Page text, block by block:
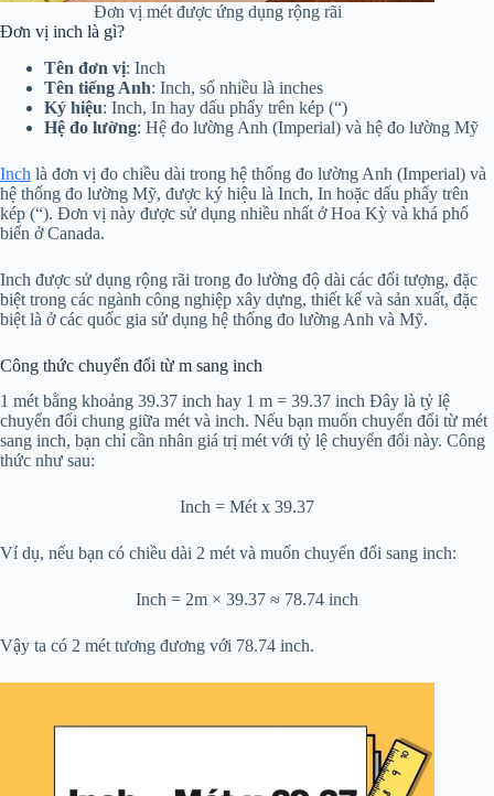
Đơn vị mét được ứng dụng rộng rãi
Đơn vị inch là gì?
Tên đơn vị: Inch
Tên tiếng Anh: Inch, số nhiều là inches
Ký hiệu: Inch, In hay dấu phẩy trên kép (“)
Hệ đo lường: Hệ đo lường Anh (Imperial) và hệ đo lường Mỹ
Inch là đơn vị đo chiều dài trong hệ thống đo lường Anh (Imperial) và
hệ thống đo lường Mỹ, được ký hiệu là Inch, In hoặc dấu phẩy trên
kép (“). Đơn vị này được sử dụng nhiều nhất ở Hoa Kỳ và khá phổ
biến ở Canada.
Inch được sử dụng rộng rãi trong đo lường độ dài các đối tượng, đặc
biệt trong các ngành công nghiệp xây dựng, thiết kế và sản xuất, đặc
biệt là ở các quốc gia sử dụng hệ thống đo lường Anh và Mỹ.
Công thức chuyển đổi từ m sang inch
1 mét bằng khoảng 39.37 inch hay 1 m = 39.37 inch Đây là tỷ lệ
chuyển đổi chung giữa mét và inch. Nếu bạn muốn chuyển đổi từ mét
sang inch, bạn chỉ cần nhân giá trị mét với tỷ lệ chuyển đổi này. Công
thức như sau:
Inch = Mét x 39.37
Ví dụ, nếu bạn có chiều dài 2 mét và muốn chuyển đổi sang inch:
Inch = 2m × 39.37 ≈ 78.74 inch
Vậy ta có 2 mét tương đương với 78.74 inch.